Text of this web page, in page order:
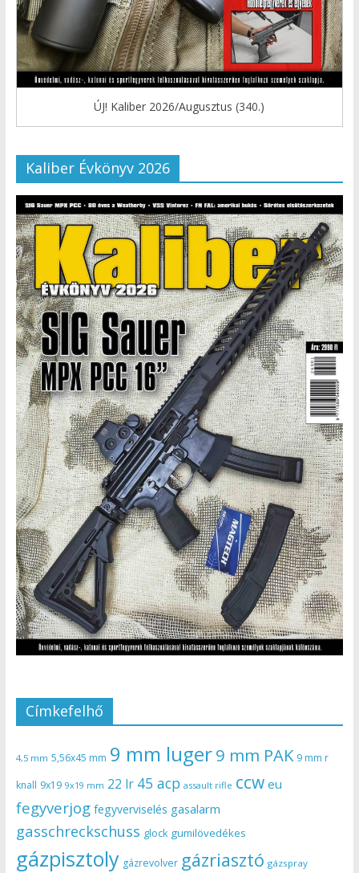
ÚJ! Kaliber 2026/Augusztus (340.)
Kaliber Évkönyv 2026
Címkefelhő
4,5 mm 5,56x45 mm 9 mm luger9 mm PAK 9 mm r
knall 9x19 9x19 mm 22 lr 45 acp assault rifle ccw eu
fegyverjog fegyverviselés gasalarm
gasschreckschuss glock gumilövedékes
gázpisztoly gázrevolver gázriasztó gázspray